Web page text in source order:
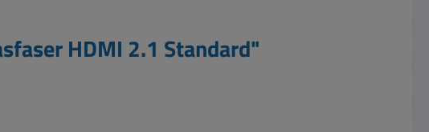
HDMI 2.1 Standard"